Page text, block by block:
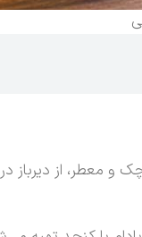
از دیرباز